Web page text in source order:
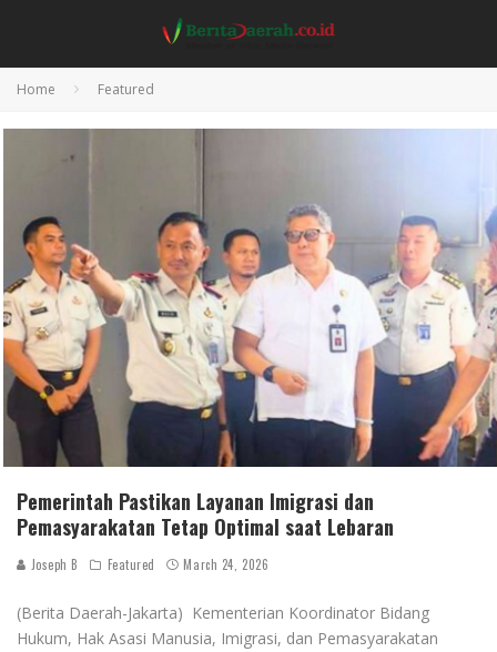
Home Featured
Pemerintah Pastikan Layanan Imigrasi dan
Pemasyarakatan Tetap Optimal saat Lebaran
Joseph B Featured March 24, 2026
(Berita Daerah-Jakarta) Kementerian Koordinator Bidang
Hukum, Hak Asasi Manusia, Imigrasi, dan Pemasyarakatan